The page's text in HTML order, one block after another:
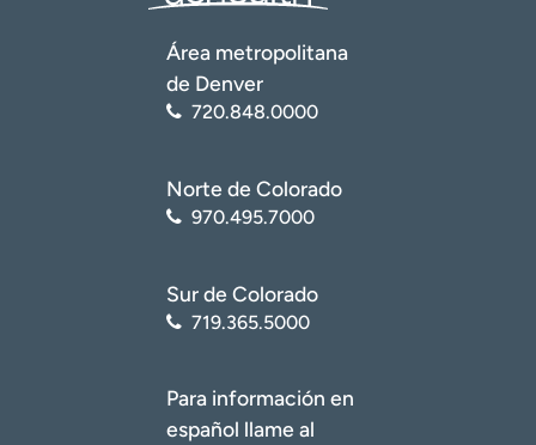
Área metropolitana
de Denver
720.848.0000
Norte de Colorado
970.495.7000
Sur de Colorado
719.365.5000
Para información en
español llame al